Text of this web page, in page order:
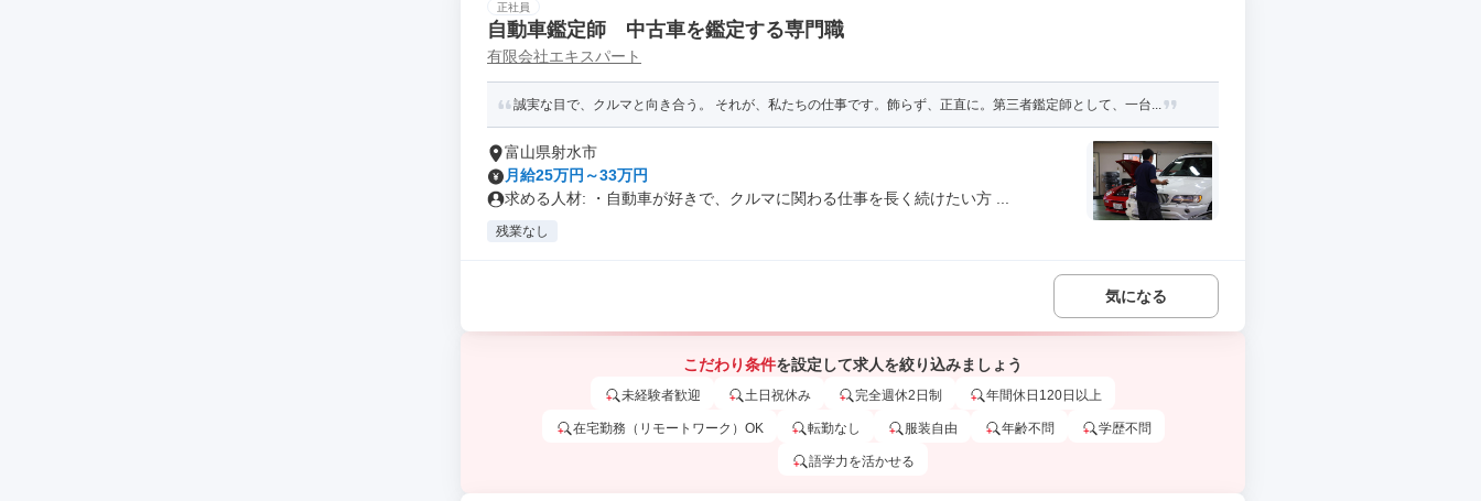
正社員
自動車鑑定師 中古車を鑑定する専門職
有限会社エキスパート
誠実な目で、クルマと向き合う。 それが、私たちの仕事です。飾らず、正直に。第三者鑑定師として、一台...
富山県射水市
月給25万円～33万円
求める人材: ・自動車が好きで、クルマに関わる仕事を長く続けたい方 ...
残業なし
気になる
こだわり条件を設定して求人を絞り込みましょう
未経験者歓迎 土日祝休み 完全週休2日制 年間休日120日以上
在宅勤務（リモートワーク）OK 転勤なし 服装自由 年齢不問 学歴不問
語学力を活かせる